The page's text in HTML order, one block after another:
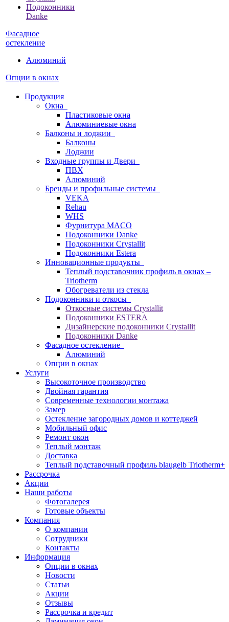
Подоконники
Danke
Фасадное
остекление
Алюминий
Опции в окнах
Продукция
Окна
Пластиковые окна
Алюминиевые окна
Балконы и лоджии
Балконы
Лоджии
Входные группы и Двери
ПВХ
Алюминий
Бренды и профильные системы
VEKA
Rehau
WHS
Фурнитура MACO
Подоконники Danke
Подоконники Crystallit
Подоконники Estera
Инновационные продукты
Теплый подставочник профиль в окнах –
Triotherm
Обогреватели из стекла
Подоконники и откосы
Откосные системы Crystallit
Подоконники ESTERA
Дизайнерские подоконники Crystallit
Подоконники Danke
Фасадное остекление
Алюминий
Опции в окнах
Услуги
Высокоточное производство
Двойная гарантия
Современные технологии монтажа
Замер
Остекление загородных домов и коттеджей
Мобильный офис
Ремонт окон
Теплый монтаж
Доставка
Теплый подставочный профиль blaugelb Triotherm+
Рассрочка
Акции
Наши работы
Фотогалерея
Готовые объекты
Компания
О компании
Сотрудники
Контакты
Информация
Опции в окнах
Новости
Статьи
Акции
Отзывы
Рассрочка и кредит